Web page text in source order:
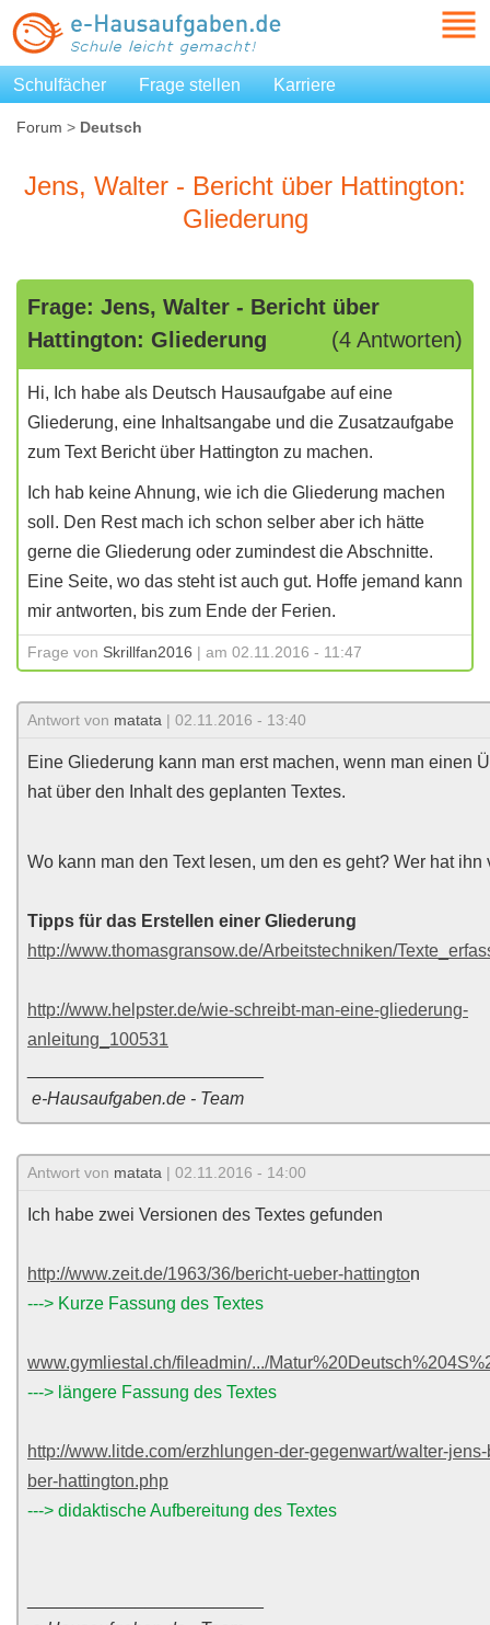
Schulfächer Frage stellen Karriere
Forum > Deutsch
Jens, Walter - Bericht über Hattington:
Gliederung
Frage: Jens, Walter - Bericht über
Hattington: Gliederung
(4 Antworten)
Hi, Ich habe als Deutsch Hausaufgabe auf eine
Gliederung, eine Inhaltsangabe und die Zusatzaufgabe
zum Text Bericht über Hattington zu machen.
Ich hab keine Ahnung, wie ich die Gliederung machen
soll. Den Rest mach ich schon selber aber ich hätte
gerne die Gliederung oder zumindest die Abschnitte.
Eine Seite, wo das steht ist auch gut. Hoffe jemand kann
mir antworten, bis zum Ende der Ferien.
Frage von Skrillfan2016 | am 02.11.2016 - 11:47
Antwort von matata | 02.11.2016 - 13:40
Eine Gliederung kann man erst machen, wenn man einen
hat über den Inhalt des geplanten Textes.
Wo kann man den Text lesen, um den es geht? Wer hat ihn
Tipps für das Erstellen einer Gliederung
http://www.thomasgransow.de/Arbeitstechniken/
http://www.helpster.de/wie-schreibt-man-eine-gliederung-
anleitung_100531
e-Hausaufgaben.de - Team
Antwort von matata | 02.11.2016 - 14:00
Ich habe zwei Versionen des Textes gefunden
http://www.zeit.de/1963/36/bericht-ueber-hattington
---> Kurze Fassung des Textes
www.gymliestal.ch/fileadmin/.../
---> längere Fassung des Textes
http://www.litde.com/erzhlungen-der-gegenwart/walter-
ber-hattington.php
---> didaktische Aufbereitung des Textes